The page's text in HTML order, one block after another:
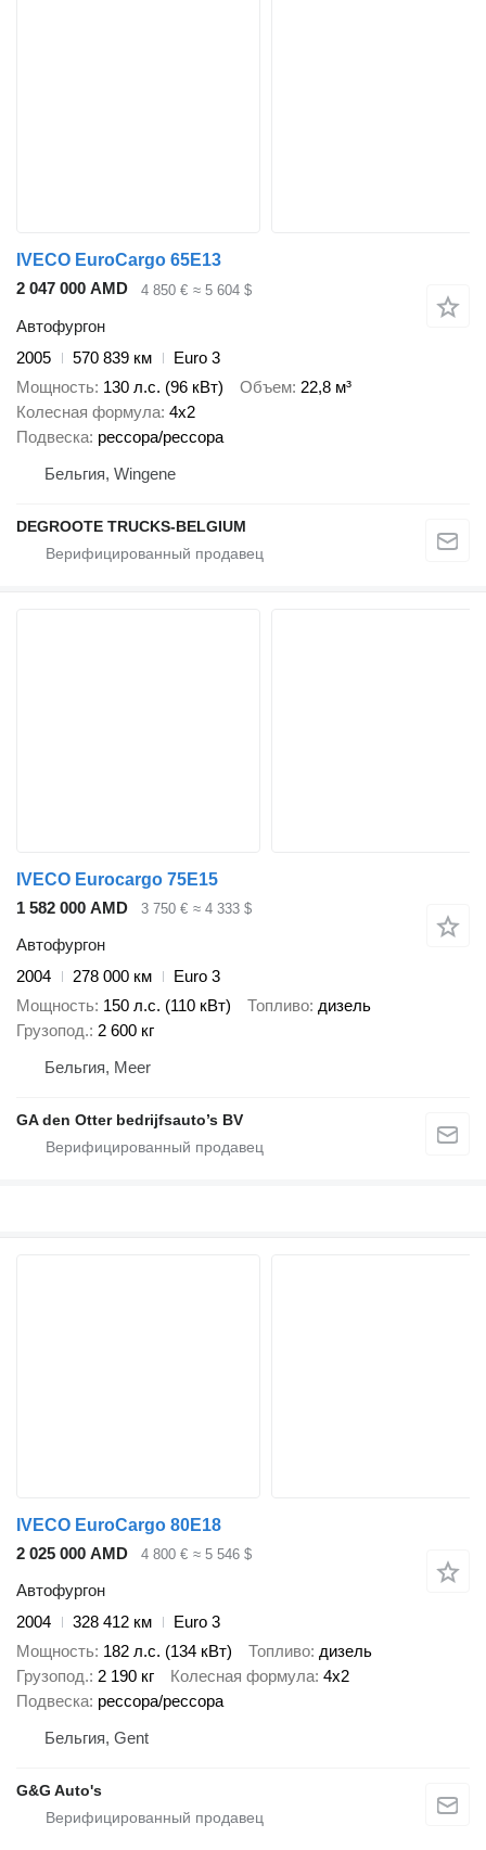
IVECO EuroCargo 65E13
2 047 000 AMD
4 850 € ≈ 5 604 $
Автофургон
2005
570 839 км
Euro 3
Мощность 130 л.с. (96 кВт) Объем 22,8 м³
Колесная формула 4x2
Подвеска рессора/рессора
Бельгия, Wingene
DEGROOTE TRUCKS-BELGIUM
IVECO Eurocargo 75E15
1 582 000 AMD
3 750 € ≈ 4 333 $
Автофургон
2004
278 000 км
Euro 3
Мощность 150 л.с. (110 кВт) Топливо дизель
Грузопод. 2 600 кг
Бельгия, Meer
GA den Otter bedrijfsauto’s BV
IVECO EuroCargo 80E18
2 025 000 AMD
4 800 € ≈ 5 546 $
Автофургон
2004
328 412 км
Euro 3
Мощность 182 л.с. (134 кВт) Топливо дизель
Грузопод. 2 190 кг Колесная формула 4x2
Подвеска рессора/рессора
Бельгия, Gent
G&G Auto's